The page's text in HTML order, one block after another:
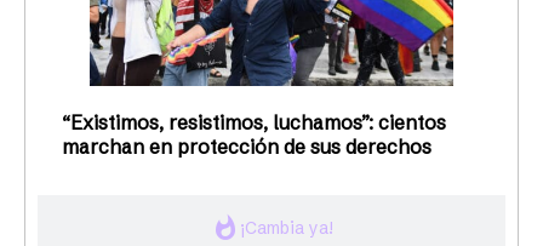
whatshot ¡Cambia ya!
“Existimos, resistimos, luchamos”: cientos
marchan en protección de sus derechos